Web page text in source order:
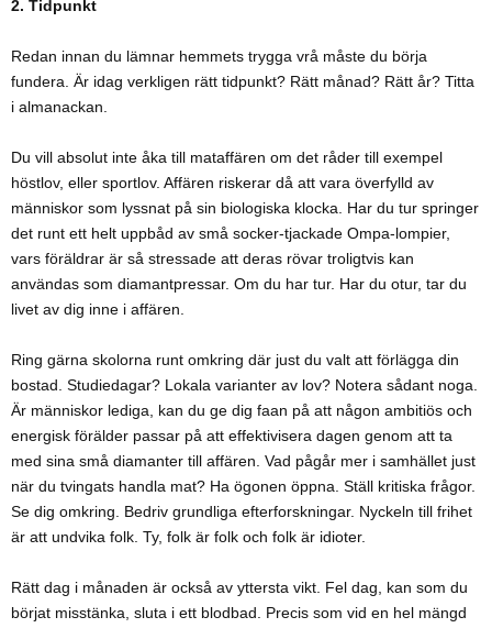
2. Tidpunkt
Redan innan du lämnar hemmets trygga vrå måste du börja
fundera. Är idag verkligen rätt tidpunkt? Rätt månad? Rätt år? Titta
i almanackan.
Du vill absolut inte åka till mataffären om det råder till exempel
höstlov, eller sportlov. Affären riskerar då att vara överfylld av
människor som lyssnat på sin biologiska klocka. Har du tur springer
det runt ett helt uppbåd av små socker-tjackade Ompa-lompier,
vars föräldrar är så stressade att deras rövar troligtvis kan
användas som diamantpressar. Om du har tur. Har du otur, tar du
livet av dig inne i affären.
Ring gärna skolorna runt omkring där just du valt att förlägga din
bostad. Studiedagar? Lokala varianter av lov? Notera sådant noga.
Är människor lediga, kan du ge dig faan på att någon ambitiös och
energisk förälder passar på att effektivisera dagen genom att ta
med sina små diamanter till affären. Vad pågår mer i samhället just
när du tvingats handla mat? Ha ögonen öppna. Ställ kritiska frågor.
Se dig omkring. Bedriv grundliga efterforskningar. Nyckeln till frihet
är att undvika folk. Ty, folk är folk och folk är idioter.
Rätt dag i månaden är också av yttersta vikt. Fel dag, kan som du
börjat misstänka, sluta i ett blodbad. Precis som vid en hel mängd